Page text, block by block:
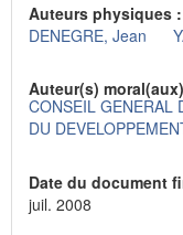
Auteurs physiques :
DENEGRE, Jean
Auteur(s)
CONSEIL GENERAL
DU
Date du document
juil. 2008